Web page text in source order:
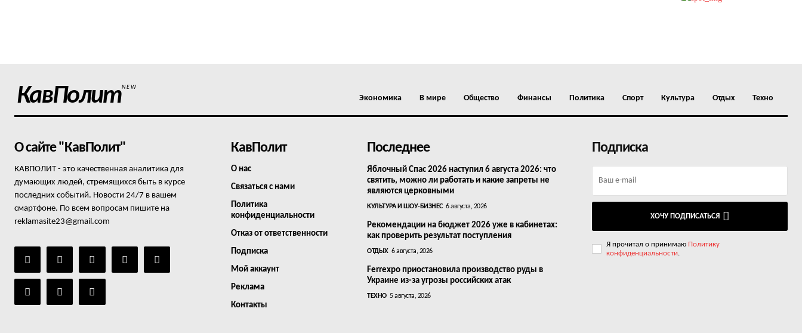
КавПолитNEW
Экономика В мире Общество Финансы Политика Спорт Культура Отдых Техно
О сайте "КавПолит"
КАВПОЛИТ - это качественная аналитика для
думающих людей, стремящихся быть в курсе
последних событий. Новости 24/7 в вашем
смартфоне. По всем вопросам пишите на
reklamasite23@gmail.com
КавПолит
О нас
Связаться с нами
Политика
конфиденциальности
Отказ от ответственности
Подписка
Мой аккаунт
Реклама
Контакты
Последнее
Яблочный Спас 2026 наступил 6 августа 2026: что
святить, можно ли работать и какие запреты не
являются церковными
КУЛЬТУРА И ШОУ-БИЗНЕС 6 августа, 2026
Рекомендации на бюджет 2026 уже в кабинетах:
как проверить результат поступления
ОТДЫХ 6 августа, 2026
Ferrexpo приостановила производство руды в
Украине из-за угрозы российских атак
ТЕХНО 5 августа, 2026
Подписка
ХОЧУ ПОДПИСАТЬСЯ
Я прочитал о принимаю Политику
конфиденциальности.